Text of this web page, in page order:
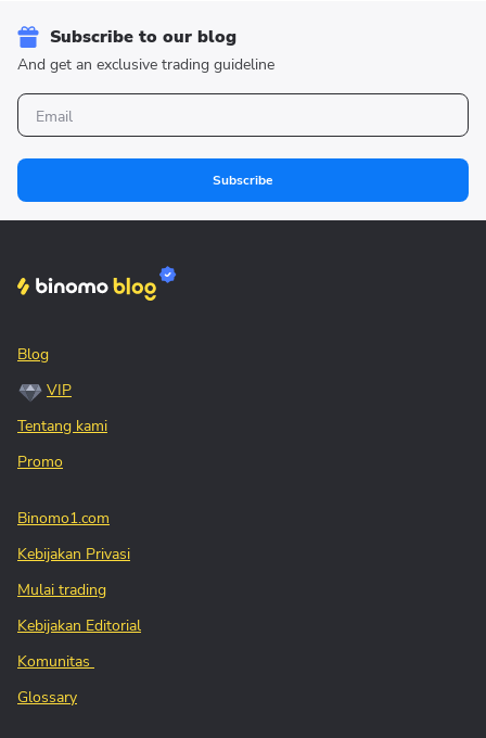
Subscribe to our blog
And get an exclusive trading guideline
Subscribe
Blog
VIP
Tentang kami
Promo
Binomo1.com
Kebijakan Privasi
Mulai trading
Kebijakan Editorial
Komunitas
Glossary